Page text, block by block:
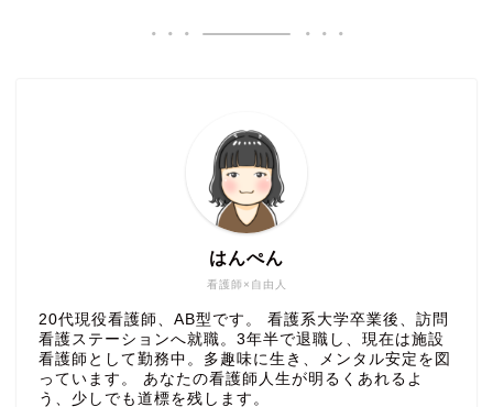
看護師×自由人
はんぺん
20代現役看護師、AB型です。 看護系大学卒業後、訪問
看護ステーションへ就職。3年半で退職し、現在は施設
看護師として勤務中。多趣味に生き、メンタル安定を図
っています。 あなたの看護師人生が明るくあれるよ
う、少しでも道標を残します。